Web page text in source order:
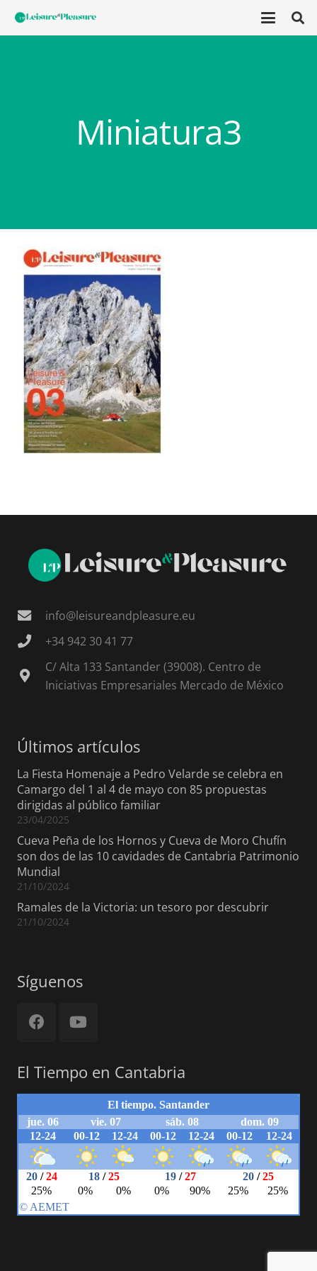
Miniatura3
info@leisureandpleasure.eu
+34 942 30 41 77
C/ Alta 133 Santander (39008). Centro de
Iniciativas Empresariales Mercado de México
Últimos artículos
La Fiesta Homenaje a Pedro Velarde se celebra en
Camargo del 1 al 4 de mayo con 85 propuestas
dirigidas al público familiar
23/04/2025
Cueva Peña de los Hornos y Cueva de Moro Chufín
son dos de las 10 cavidades de Cantabria Patrimonio
Mundial
21/10/2024
Ramales de la Victoria: un tesoro por descubrir
21/10/2024
Síguenos
El Tiempo en Cantabria